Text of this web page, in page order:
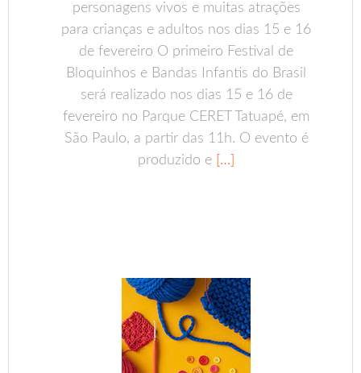
personagens vivos e muitas atrações
para crianças e adultos nos dias 15 e 16
de fevereiro O primeiro Festival de
Bloquinhos e Bandas Infantis do Brasil
será realizado nos dias 15 e 16 de
fevereiro no Parque CERET Tatuapé, em
São Paulo, a partir das 11h. O evento é
produzido e […]